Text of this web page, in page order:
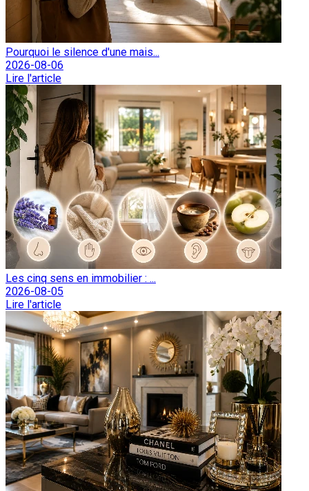
Pourquoi le silence d'une mais...
2026-08-06
Lire l'article
Les cinq sens en immobilier : ...
2026-08-05
Lire l'article